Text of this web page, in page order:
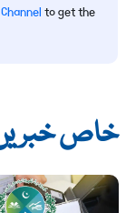
Channelto get the
خاص